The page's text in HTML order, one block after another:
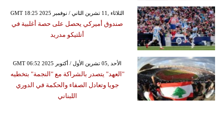
GMT 18:25 2025 الثلاثاء ,11 تشرين الثاني / نوفمبر
صندوق أميركي يحصل على حصة أغلبية في
أتلتيكو مدريد
GMT 06:52 2025 الأحد ,05 تشرين الأول / أكتوبر
"العهد" يتصدر بالشراكة مع "النجمة" بتخطيه
جويا وتعادل الصفاء والحكمة في الدوري
اللبناني